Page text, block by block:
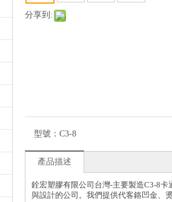
分享到:
型號： C3-8
產品描述
銓宏塑膠有限公司台灣-主要製造C3-8卡
與設計的公司。我們提供代客鉻凹金、